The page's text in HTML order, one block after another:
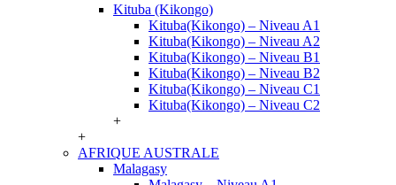
Kituba (Kikongo)
Kituba(Kikongo) – Niveau A1
Kituba(Kikongo) – Niveau A2
Kituba(Kikongo) – Niveau B1
Kituba(Kikongo) – Niveau B2
Kituba(Kikongo) – Niveau C1
Kituba(Kikongo) – Niveau C2
+
+
AFRIQUE AUSTRALE
Malagasy